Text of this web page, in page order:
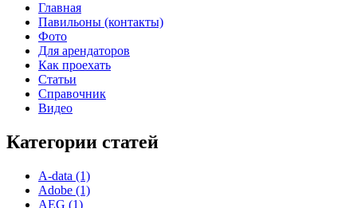
Главная
Павильоны (контакты)
Фото
Для арендаторов
Как проехать
Статьи
Справочник
Видео
Категории статей
A-data (1)
Adobe (1)
AEG (1)